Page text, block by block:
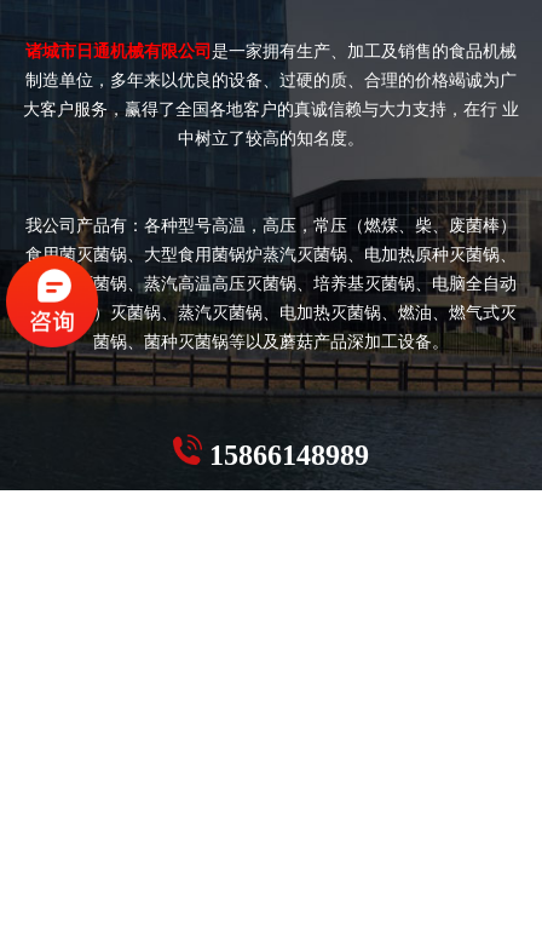
诸城市日通机械有限公司 是一家拥有生产、加工及销售的食品机械
制造单位，多年来以优良的设备、过硬的质、合理的价格竭诚为广
大客户服务，赢得了全国各地客户的真诚信赖与大力支持，在行 业
中树立了较高的知名度。
我公司产品有：各种型号高温，高压，常压（燃煤、柴、废菌棒）
食用菌灭菌锅、大型食用菌锅炉蒸汽灭菌锅、电加热原种灭菌锅、
双开门灭菌锅、蒸汽高温高压灭菌锅、培养基灭菌锅、电脑全自动
（半自动）灭菌锅、蒸汽灭菌锅、电加热灭菌锅、燃油、燃气式灭
菌锅、菌种灭菌锅等以及蘑菇产品深加工设备。
15866148989